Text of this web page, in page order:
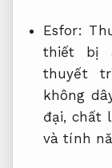
Esfor:
thiết bị
thuyết
không
đại, chất
và tính